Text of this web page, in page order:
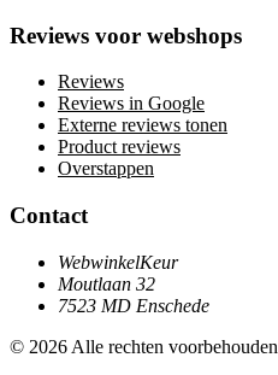
Reviews voor webshops
Reviews
Reviews in Google
Externe reviews tonen
Product reviews
Overstappen
Contact
WebwinkelKeur
Moutlaan 32
7523 MD Enschede
© 2026 Alle rechten voorbehouden